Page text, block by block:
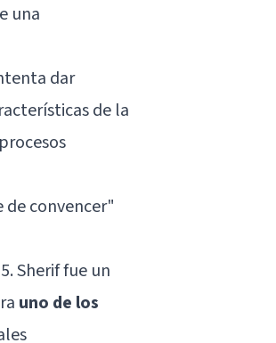
una
dar
de la
de convencer"
Sherif fue un
uno de los